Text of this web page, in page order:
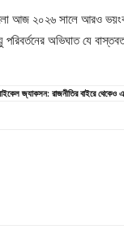
আজ ২০২৬ সালে আরও
পরিবর্তনের অভিঘাত যে
জ্যাকসন: রাজনীতির বাইরে থেকেও